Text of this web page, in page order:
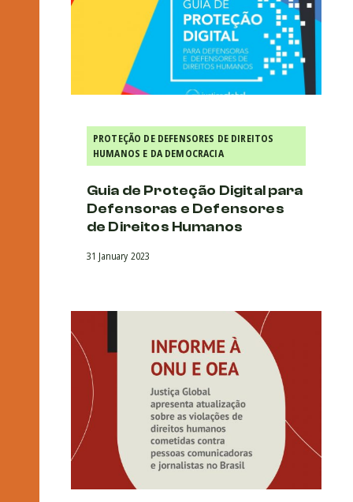
PROTEÇÃO DE DEFENSORES DE DIREITOS
HUMANOS E DA DEMOCRACIA
Guia de Proteção Digital para
Defensoras e Defensores
de Direitos Humanos
31 January 2023